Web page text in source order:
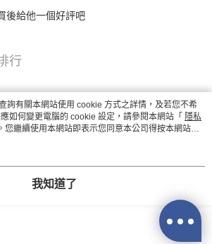
後給他一個好評吧
行
詢有關本網站使用 cookie 方式之詳情，及若您不希
如何變更電腦的 cookie 設定，請參閱本網站「 隱私
您繼續使用本網站即表示您同意本公司得按本網站使
cookie。
我知道了